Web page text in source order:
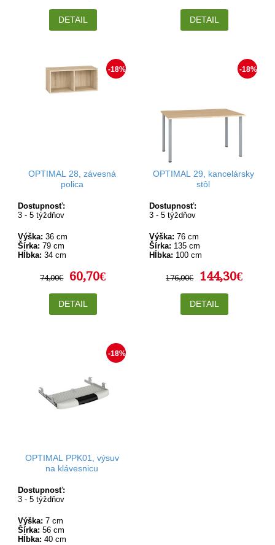
DETAIL DETAIL
-18%
OPTIMAL 28, závesná
polica
Dostupnosť:
3 - 5 týždňov
Výška: 36 cm
Šírka: 79 cm
Hĺbka: 34 cm
74,00€ 60,70€
DETAIL
-18%
OPTIMAL 29, kancelársky
stôl
Dostupnosť:
3 - 5 týždňov
Výška: 76 cm
Šírka: 135 cm
Hĺbka: 100 cm
176,00€ 144,30€
DETAIL
-18%
OPTIMAL PPK01, výsuv
na klávesnicu
Dostupnosť:
3 - 5 týždňov
Výška: 7 cm
Šírka: 56 cm
Hĺbka: 40 cm